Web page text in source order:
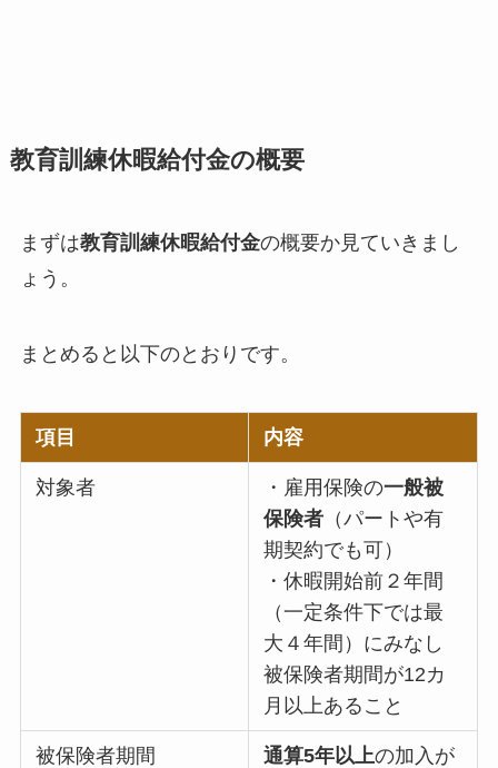
教育訓練休暇給付金の概要
まずは教育訓練休暇給付金の概要か見ていきまし
ょう。
まとめると以下のとおりです。
項目 内容
対象者 ・雇用保険の一般被
保険者 （パートや有
期契約でも可）
・休暇開始前２年間
（一定条件下では最
大４年間）にみなし
被保険者期間が12カ
月以上あること
被保険者期間 通算5年以上の加入が